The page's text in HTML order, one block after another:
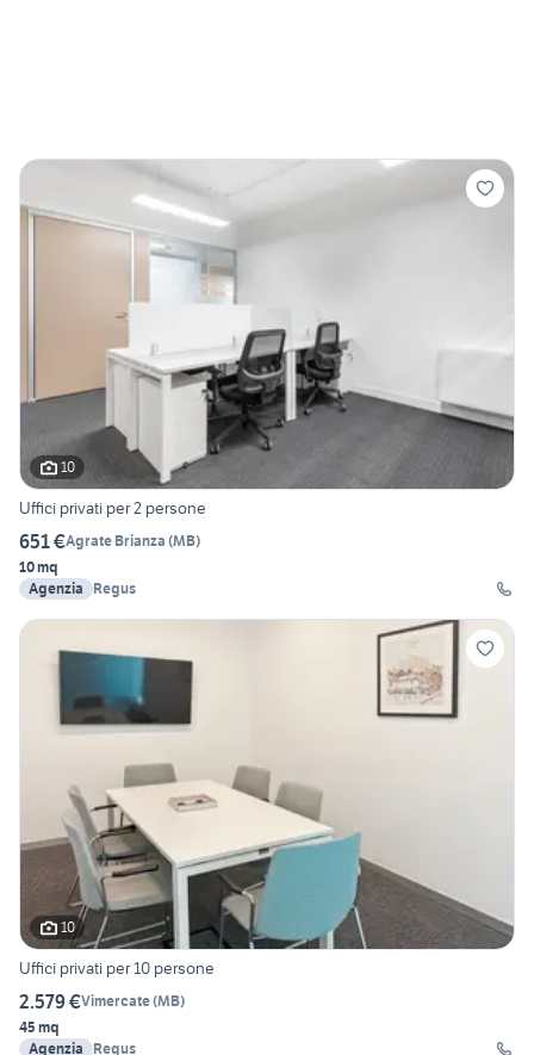
10
Uffici privati per 2 persone
651 €Agrate Brianza (MB)
10 mq
Agenzia
Regus
10
Uffici privati per 10 persone
2.579 €Vimercate(MB)
45 mq
Agenzia
Regus